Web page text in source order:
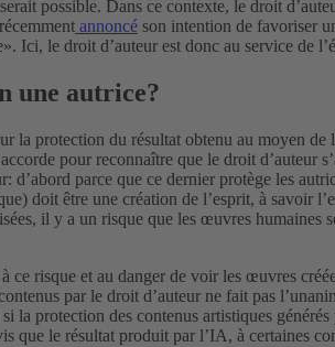
possible. Dans ce contexte, le droit
annoncé son intention de favoriser
Ici, le droit d’auteur est donc au service de
une autrice?
la protection du résultat obtenu au moyen
pour reconnaître que le droit
d’abord parce que ce dernier protège les
doit être une création de l’esprit, à savoir
il y a un risque que les œuvres humaines
ce risque et au danger de voir les œuvres
par le droit d’auteur ne fait pas
la protection des contenus artistiques
que le résultat produit par l’IA, à certaines